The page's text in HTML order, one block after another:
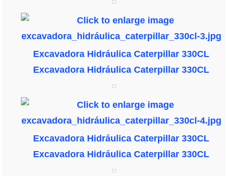
Excavadora Hidráulica Caterpillar 330CL
Excavadora Hidráulica Caterpillar 330CL
Excavadora Hidráulica Caterpillar 330CL
Excavadora Hidráulica Caterpillar 330CL